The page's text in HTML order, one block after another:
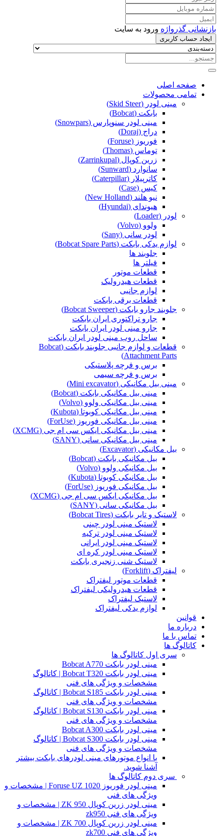
بازنشانی گذرواژه ورود به سایت
ایجاد حساب کاربری
صفحه اصلی
تمامی محصولات
مینی لودر (Skid Steer)
بابکت (Bobcat)
مینی لودر سنوپارس (Snowpars)
دراج (Doraj)
فوریوز (Foruse)
توماس (Thomas)
زرین کوپال (Zarrinkupal)
سانوارد (Sunward)
کاترپیلار (Caterpillar)
کیس (Case)
نیو هلند (New Holland)
هیوندای (Hyundai)
لودر (Loader)
ولوو (Volvo)
لودر سانی (Sany)
لوازم یدکی بابکت (Bobcat Spare Parts)
جلوبند ها
فیلتر ها
قطعات موتور
قطعات هیدرولیک
لوازم جانبی
قطعات برقی بابکت
جلوبند جارو بابکت (Bobcat Sweeper)
جارو تراکتوری ایران بابکت
جارو مینی لودر ایران بابکت
ساحل روب مینی لودر ایران بابکت
قطعات و لوازم جانبی جلوبند بابکت (Bobcat
Attachment Parts)
برس و فرچه پلاستیکی
برس و فرچه سیمی
مینی بیل مکانیکی (Mini excavator)
مینی بیل مکانیکی بابکت (Bobcat)
مینی بیل مکانیکی ولوو (Volvo)
مینی بیل مکانیکی کوبوتا (Kubota)
مینی بیل مکانیکی فوریوز (ForUse)
مینی بیل مکانیکی ایکس سی ام جی (XCMG)
مینی بیل مکانیکی سانی (SANY)
بیل مکانیکی (Excavator)
بیل مکانیکی بابکت (Bobcat)
بیل مکانیکی ولوو (Volvo)
بیل مکانیکی کوبوتا (Kubota)
بیل مکانیکی فوریوز (ForUse)
بیل مکانیکی ایکس سی ام جی (XCMG)
بیل مکانیکی سانی (SANY)
لاستیک و تایر بابکت (Bobcat Tires)
لاستیک مینی لودر چینی
لاستیک مینی لودر ترکیه
لاستیک مینی لودر ایرانی
لاستیک مینی لودر کره ای
لاستیک شنی زنجیری بابکت
لیفتراک (Forklift)
قطعات موتور لیفتراک
قطعات هیدرولیکی لیفتراک
لاستیک لیفتراک
لوازم یدکی لیفتراک
قوانین
درباره ما
تماس با ما
کاتالوگ ها
سری اول کاتالوگ ها
مینی لودر بابکت Bobcat A770
مینی لودر بابکت Bobcat T320 | کاتالوگ
مشخصات و ویژگی های فنی
مینی لودر بابکت Bobcat S185 | کاتالوگ
مشخصات و ویژگی های فنی
مینی لودر بابکت Bobcat S130 | کاتالوگ
مشخصات و ویژگی های فنی
مینی لودر بابکت Bobcat A300
مینی لودر بابکت Bobcat S300 | کاتالوگ
مشخصات و ویژگی های فنی
با انواع موتورهای مینی لودرهای بابکت بیشتر
آشنا شوید.
سری دوم کاتالوگ ها
مینی لودر فوریوز Foruse UZ 1020 | مشخصات و
ویژگی های فنی
مینی لودر زرین کوپال ZK 950 | مشخصات و
ویژگی های فنی zk950
مینی لودر زرین کوپال ZK 700 | مشخصات و
ویژگی های فنی zk700